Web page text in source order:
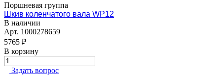
Поршневая группа
Шкив коленчатого вала WP12
В наличии
Арт. 1000278659
5765 ₽
В корзину
Задать вопрос